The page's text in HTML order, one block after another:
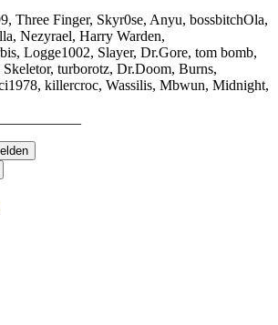
Three Finger, Skyr0se, Anyu, bossbitchOla,
Nezyrael, Harry Warden,
Logge1002, Slayer, Dr.Gore, tom bomb,
turborotz, Dr.Doom, Burns,
killercroc, Wassilis, Mbwun, Midnight,